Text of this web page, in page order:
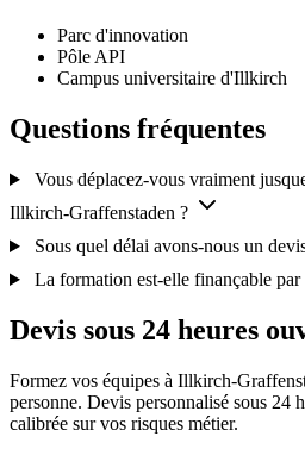
Parc d'innovation
Pôle API
Campus universitaire d'Illkirch
Questions fréquentes
Vous déplacez-vous vraiment
Illkirch-Graffenstaden ?
Sous quel délai avons-nous un
La formation est-elle finançable
Devis sous 24 heures
Formez vos équipes à Illkirch-
personne. Devis personnalisé sous 24
calibrée sur vos risques métier.